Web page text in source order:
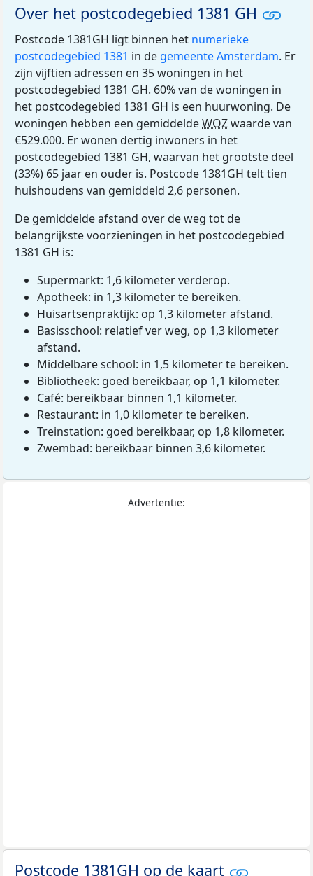
Over het postcodegebied 1381 GH
Postcode 1381GH ligt binnen het numerieke
postcodegebied 1381 in de gemeente Amsterdam. Er
zijn vijftien adressen en 35 woningen in het
postcodegebied 1381 GH. 60% van de woningen in
het postcodegebied 1381 GH is een huurwoning. De
woningen hebben een gemiddeldeWOZwaarde van
€529.000. Er wonen dertig inwoners in het
postcodegebied 1381 GH, waarvan het grootste deel
(33%) 65 jaar en ouder is. Postcode 1381GH telt tien
huishoudens van gemiddeld 2,6 personen.
De gemiddelde afstand over de weg tot de
belangrijkste voorzieningen in het postcodegebied
1381 GH is:
Supermarkt: 1,6 kilometer verderop.
Apotheek: in 1,3 kilometer te bereiken.
Huisartsenpraktijk: op 1,3 kilometer afstand.
Basisschool: relatief ver weg, op 1,3 kilometer
afstand.
Middelbare school: in 1,5 kilometer te bereiken.
Bibliotheek: goed bereikbaar, op 1,1 kilometer.
Café: bereikbaar binnen 1,1 kilometer.
Restaurant: in 1,0 kilometer te bereiken.
Treinstation: goed bereikbaar, op 1,8 kilometer.
Zwembad: bereikbaar binnen 3,6 kilometer.
Advertentie:
Postcode 1381GH op de kaart